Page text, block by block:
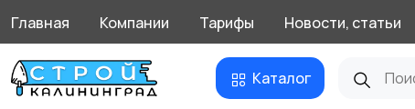
Главная Компании Тарифы Новости, статьи
Каталог